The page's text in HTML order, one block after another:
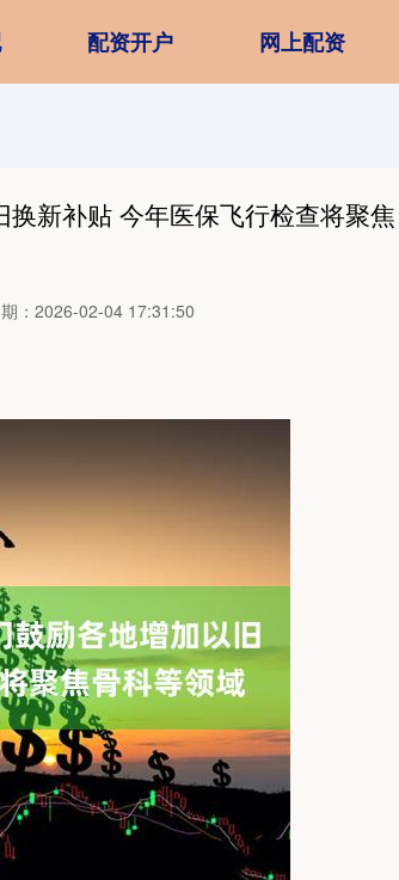
配资开户 网上配资
新补贴 今年医保飞行检查将聚焦
：2026-02-04 17:31:50
深证成指 14110.12 -34.08